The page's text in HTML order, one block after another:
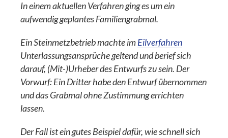
In einem aktuellen Verfahren ging es um ein
aufwendig geplantes Familiengrabmal.
Ein Steinmetzbetrieb machte imEilverfahren
Unterlassungsansprüche geltend und berief sich
darauf, (Mit-)Urheber des Entwurfs zu sein. Der
Vorwurf: Ein Dritter habe den Entwurf übernommen
und das Grabmal ohne Zustimmung errichten
lassen.
Der Fall ist ein gutes Beispiel dafür, wie schnell sich